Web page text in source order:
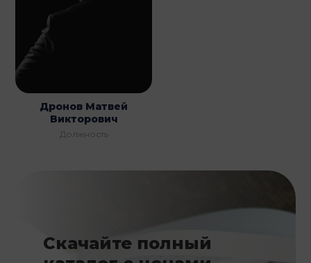
Дронов Матвей
Викторович
Должность
Скачайте полный